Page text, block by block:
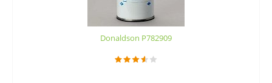
Donaldson P782909